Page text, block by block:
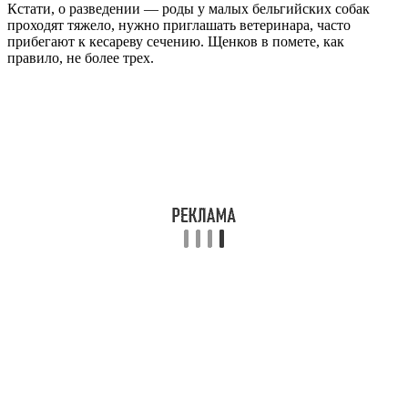
Кстати, о разведении — роды у малых бельгийских собак
проходят тяжело, нужно приглашать ветеринара, часто
прибегают к кесареву сечению. Щенков в помете, как
правило, не более трех.